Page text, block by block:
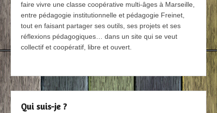
faire vivre une classe coopérative multi-âges à Marseille,
entre pédagogie institutionnelle et pédagogie Freinet,
tout en faisant partager ses outils, ses projets et ses
réflexions pédagogiques… dans un site qui se veut
collectif et coopératif, libre et ouvert.
Qui suis-je ?